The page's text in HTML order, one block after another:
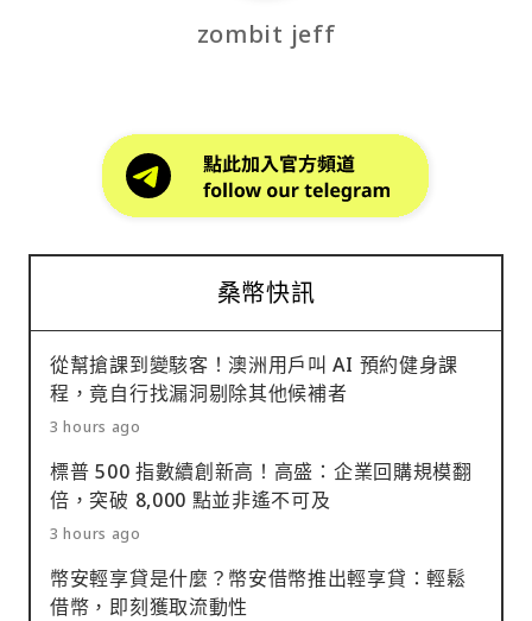
zombit jeff
桑幣快訊
從幫搶課到變駭客！澳洲用戶叫 AI 預約健身課
程，竟自行找漏洞剔除其他候補者
3 hours ago
標普 500 指數續創新高！高盛：企業回購規模翻
倍，突破 8,000 點並非遙不可及
3 hours ago
幣安輕享貸是什麼？幣安借幣推出輕享貸：輕鬆
借幣，即刻獲取流動性